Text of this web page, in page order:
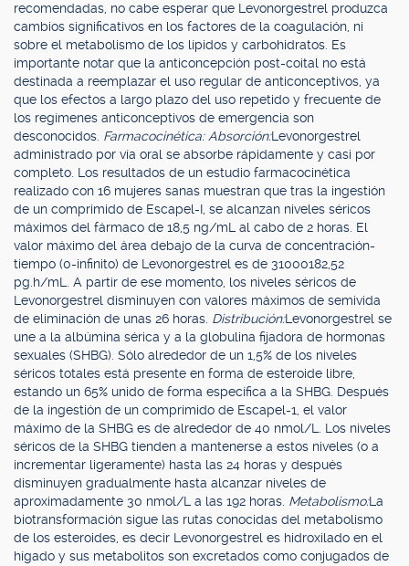
recomendadas, no cabe esperar que Levonorgestrel produzca
cambios significativos en los factores de la coagulación, ni
sobre el metabolismo de los lípidos y carbohidratos. Es
importante notar que la anticoncepción post-coital no está
destinada a reemplazar el uso regular de anticonceptivos, ya
que los efectos a largo plazo del uso repetido y frecuente de
los regímenes anticonceptivos de emergencia son
desconocidos. Farmacocinética: Absorción:Levonorgestrel
administrado por vía oral se absorbe rápidamente y casi por
completo. Los resultados de un estudio farmacocinética
realizado con 16 mujeres sanas muestran que tras la ingestión
de un comprimido de Escapel-I, se alcanzan niveles séricos
máximos del fármaco de 18,5 ng/mL al cabo de 2 horas. El
valor máximo del área debajo de la curva de concentración-
tiempo (0-infinito) de Levonorgestrel es de 31000182,52
pg.h/mL. A partir de ese momento, los niveles séricos de
Levonorgestrel disminuyen con valores máximos de semivida
de eliminación de unas 26 horas. Distribución:Levonorgestrel se
une a la albúmina sérica y a la globulina fijadora de hormonas
sexuales (SHBG). Sólo alrededor de un 1,5% de los niveles
séricos totales está presente en forma de esteroide libre,
estando un 65% unido de forma específica a la SHBG. Después
de la ingestión de un comprimido de Escapel-1, el valor
máximo de la SHBG es de alrededor de 40 nmol/L. Los niveles
séricos de la SHBG tienden a mantenerse a estos niveles (o a
incrementar ligeramente) hasta las 24 horas y después
disminuyen gradualmente hasta alcanzar niveles de
aproximadamente 30 nmol/L a las 192 horas. Metabolismo:La
biotransformación sigue las rutas conocidas del metabolismo
de los esteroides, es decir Levonorgestrel es hidroxilado en el
hígado y sus metabolitos son excretados como conjugados de